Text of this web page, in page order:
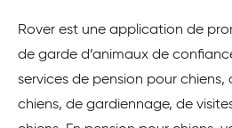
Rover est une application de
de garde d’animaux de
services de pension pour
chiens, de gardiennage, de